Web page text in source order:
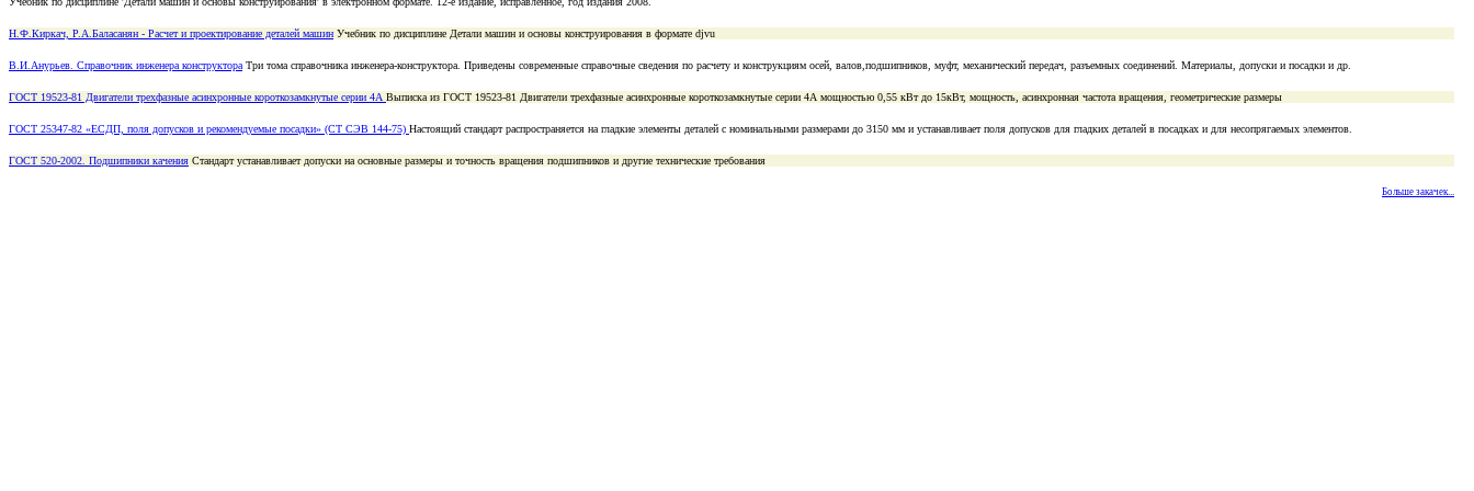
Н.Ф.Киркач, Р.А.Баласанян - Расчет и проектирование деталей машин Учебник по дисциплине Детали машин и основы конструирования в формате djvu
В.И.Анурьев. Справочник инженера конструктора Три тома cправочника инженера-конструктора. Приведены современные справочные сведения по расчету и конструкциям осей, валов,подшипников, муфт, механический передач, разъемных соединений. Материалы, допуски и посадки и др.
ГОСТ 19523-81 Двигатели трехфазные асинхронные короткозамкнутые серии 4А Выписка из ГОСТ 19523-81 Двигатели трехфазные асинхронные короткозамкнутые серии 4А мощностью 0,55 кВт до 15кВт, мощность, асинхронная частота вращения, геометрические размеры
ГОСТ 25347-82 «ЕСДП, поля допусков и рекомендуемые посадки» (СТ СЭВ 144-75) Настоящий стандарт распространяется на гладкие элементы деталей с номинальными размерами до 3150 мм и устанавливает поля допусков для гладких деталей в посадках и для несопрягаемых элементов.
ГОСТ 520-2002. Подшипники качения Стандарт устанавливает допуски на основные размеры и точность вращения подшипников и другие технические требования
Больше закачек...